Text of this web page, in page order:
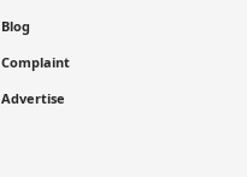
Blog
Complaint
Advertise